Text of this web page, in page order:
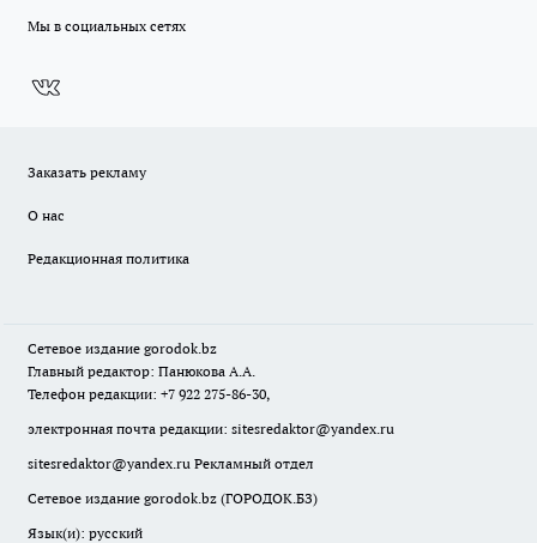
Мы в социальных сетях
Заказать рекламу
О нас
Редакционная политика
Сетевое издание gorodok.bz
Главный редактор: Панюкова А.А.
Телефон редакции: +7 922 275-86-30,
электронная почта редакции: sitesredaktor@yandex.ru
sitesredaktor@yandex.ru Рекламный отдел
Сетевое издание gorodok.bz (ГОРОДОК.БЗ)
Язык(и): русский